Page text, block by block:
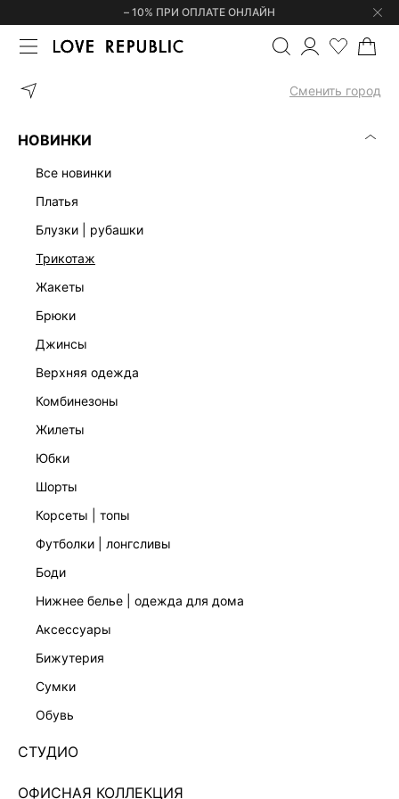
– 10% ПРИ ОПЛАТЕ ОНЛАЙН
Сменить город
НОВИНКИ
все новинки
платья
блузки | рубашки
трикотаж
жакеты
брюки
джинсы
верхняя одежда
комбинезоны
жилеты
юбки
шорты
корсеты | топы
футболки | лонгсливы
боди
нижнее белье | одежда для дома
аксессуары
бижутерия
сумки
обувь
СТУДИО
ОФИСНАЯ КОЛЛЕКЦИЯ
ГЛАВНАЯ ЮБКА-ШОРТЫ ДЛИНЫ МИНИ
ЭКСКЛЮЗИВНО ОНЛАЙН
ЮБКА-ШОРТЫ ДЛИНЫ МИНИ 5357217736-50
Нет в наличии
ЦВЕТ:ЧЕРНЫЙ